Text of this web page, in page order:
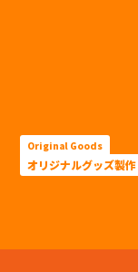
Original Goods
オリジナルグッズ製作